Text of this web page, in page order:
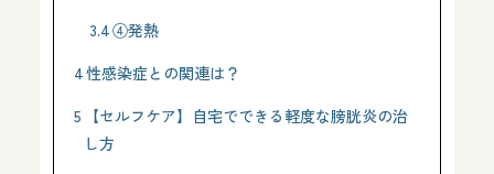
3.4④発熱
4性感染症との関連は？
5 【セルフケア】自宅でできる軽度な膀胱炎の治
し方